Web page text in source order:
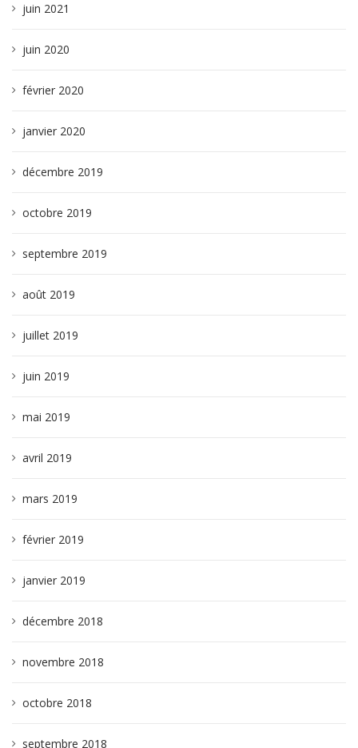
juin 2021
juin 2020
février 2020
janvier 2020
décembre 2019
octobre 2019
septembre 2019
août 2019
juillet 2019
juin 2019
mai 2019
avril 2019
mars 2019
février 2019
janvier 2019
décembre 2018
novembre 2018
octobre 2018
septembre 2018